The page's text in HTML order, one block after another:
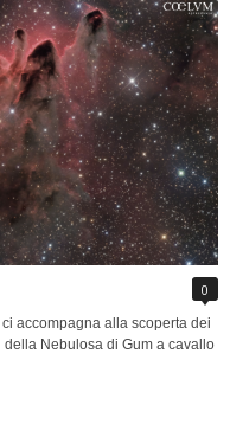
0
accompagna alla scoperta dei
Nebulosa di Gum a cavallo